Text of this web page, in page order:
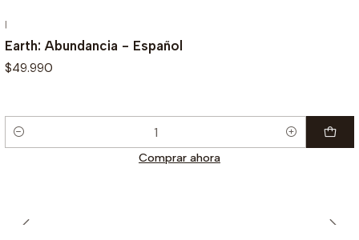
|
Earth: Abundancia - Español
$49.990
Cantidad
Comprar ahora